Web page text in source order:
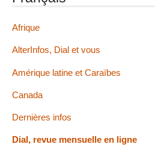
Afrique
AlterInfos, Dial et vous
Amérique latine et Caraïbes
Canada
Dernières infos
Dial, revue mensuelle en ligne